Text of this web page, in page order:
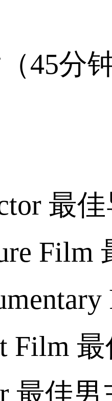
45分
最
Film
Film
最佳